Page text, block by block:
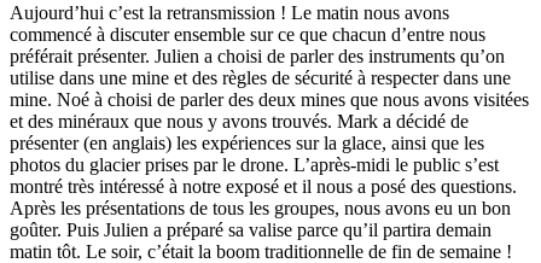
Aujourd’hui c’est la retransmission ! Le matin nous avons
commencé à discuter ensemble sur ce que chacun d’entre nous
préférait présenter. Julien a choisi de parler des instruments qu’on
utilise dans une mine et des règles de sécurité à respecter dans une
mine. Noé à choisi de parler des deux mines que nous avons visitées
et des minéraux que nous y avons trouvés. Mark a décidé de
présenter (en anglais) les expériences sur la glace, ainsi que les
photos du glacier prises par le drone. L’après-midi le public s’est
montré très intéressé à notre exposé et il nous a posé des questions.
Après les présentations de tous les groupes, nous avons eu un bon
goûter. Puis Julien a préparé sa valise parce qu’il partira demain
matin tôt. Le soir, c’était la boom traditionnelle de fin de semaine !